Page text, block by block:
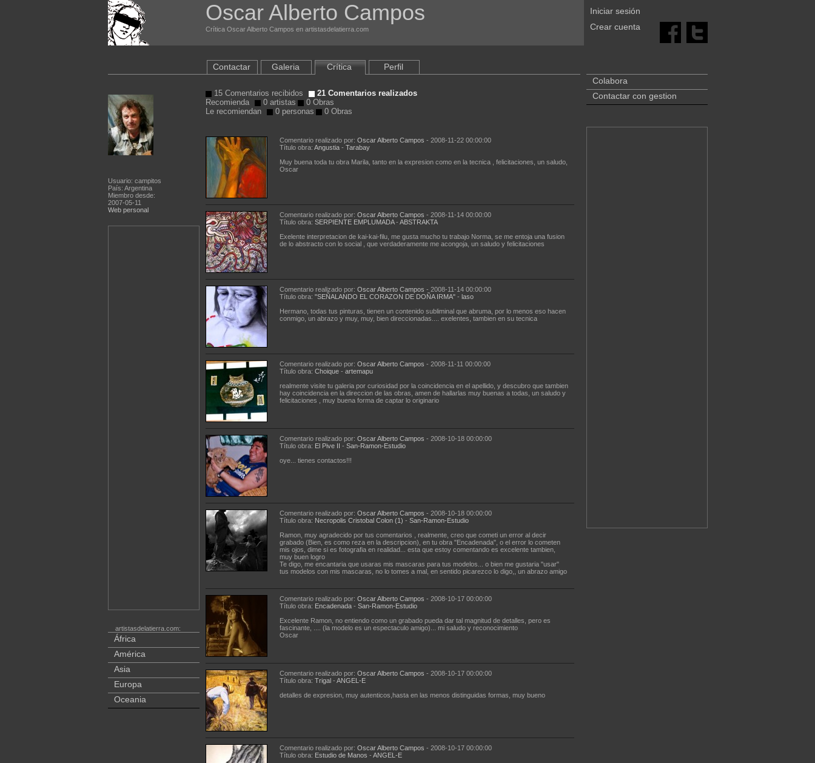
Oscar Alberto Campos
Crítica Oscar Alberto Campos en artistasdelatierra.com
Iniciar sesión
Crear cuenta
Usuario: campitos
País: Argentina
Miembro desde:
2007-05-11
Web personal
artistasdelatierra.com:
África
América
Asia
Europa
Oceania
Contactar Galeria Crítica Perfil
15 Comentarios recibidos
21 Comentarios realizados
Recomienda
0 artistas
0 Obras
Le recomiendan
0 personas 0 Obras
Comentario realizado por: Oscar Alberto Campos - 2008-11-22 00:00:00
Título obra: Angustia- Tarabay
Muy buena toda tu obra Marila, tanto en la expresion como en la tecnica , felicitaciones, un saludo,
Oscar
Comentario realizado por: Oscar Alberto Campos - 2008-11-14 00:00:00
Título obra: SERPIENTE EMPLUMADA- ABSTRAKTA
Exelente interpretacion de kai-kai-filu, me gusta mucho tu trabajo Norma, se me entoja una fusion
de lo abstracto con lo social , que verdaderamente me acongoja, un saludo y felicitaciones
Comentario realizado por: Oscar Alberto Campos - 2008-11-14 00:00:00
Título obra: "SEÑALANDO EL CORAZON DE DOÑA IRMA"- laso
Hermano, todas tus pinturas, tienen un contenido subliminal que abruma, por lo menos eso hacen
conmigo, un abrazo y muy, muy, bien direccionadas.... exelentes, tambien en su tecnica
Comentario realizado por: Oscar Alberto Campos - 2008-11-11 00:00:00
Título obra: Choique- artemapu
realmente visite tu galeria por curiosidad por la coincidencia en el apellido, y descubro que tambien
hay coincidencia en la direccion de las obras, amen de hallarlas muy buenas a todas, un saludo y
felicitaciones , muy buena forma de captar lo originario
Comentario realizado por: Oscar Alberto Campos - 2008-10-18 00:00:00
Título obra: El Pive II - San-Ramon-Estudio
oye... tienes contactos!!!
Comentario realizado por: Oscar Alberto Campos - 2008-10-18 00:00:00
Título obra: Necropolis Cristobal Colon (1) - San-Ramon-Estudio
Ramon, muy agradecido por tus comentarios , realmente, creo que cometi un error al decir
grabado (Bien, es como reza en la descripcion), en tu obra "Encadenada", o el error lo cometen
mis ojos, dime si es fotografia en realidad... esta que estoy comentando es excelente tambien,
muy buen logro
Te digo, me encantaria que usaras mis mascaras para tus modelos... o bien me gustaria "usar"
tus modelos con mis mascaras, no lo tomes a mal, en sentido picarezco lo digo,, un abrazo amigo
Comentario realizado por: Oscar Alberto Campos - 2008-10-17 00:00:00
Título obra: Encadenada- San-Ramon-Estudio
Excelente Ramon, no entiendo como un grabado pueda dar tal magnitud de detalles, pero es
fascinante, .... (la modelo es un espectaculo amigo)... mi saludo y reconocimiento
Oscar
Comentario realizado por: Oscar Alberto Campos - 2008-10-17 00:00:00
Título obra: Trigal- ANGEL-E
detalles de expresion, muy autenticos,hasta en las menos distinguidas formas, muy bueno
Comentario realizado por: Oscar Alberto Campos - 2008-10-17 00:00:00
Título obra: Estudio de Manos - ANGEL-E
Colabora
Contactar con gestion